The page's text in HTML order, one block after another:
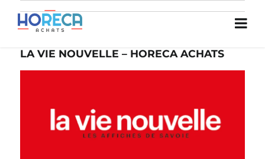
LA VIE NOUVELLE – HORECA ACHATS